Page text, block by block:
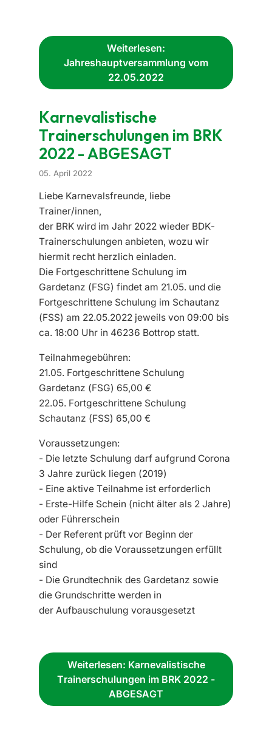
Weiterlesen:
Jahreshauptversammlung vom
22.05.2022
Karnevalistische
Trainerschulungen im BRK
2022 - ABGESAGT
05. April 2022
Liebe Karnevalsfreunde, liebe
Trainer/innen,
der BRK wird im Jahr 2022 wieder BDK-
Trainerschulungen anbieten, wozu wir
hiermit recht herzlich einladen.
Die Fortgeschrittene Schulung im
Gardetanz (FSG) findet am 21.05. und die
Fortgeschrittene Schulung im Schautanz
(FSS) am 22.05.2022 jeweils von 09:00 bis
ca. 18:00 Uhr in 46236 Bottrop statt.
Teilnahmegebühren:
21.05. Fortgeschrittene Schulung
Gardetanz (FSG) 65,00 €
22.05. Fortgeschrittene Schulung
Schautanz (FSS) 65,00 €
Voraussetzungen:
- Die letzte Schulung darf aufgrund Corona
3 Jahre zurück liegen (2019)
- Eine aktive Teilnahme ist erforderlich
- Erste-Hilfe Schein (nicht älter als 2 Jahre)
oder Führerschein
- Der Referent prüft vor Beginn der
Schulung, ob die Voraussetzungen erfüllt
sind
- Die Grundtechnik des Gardetanz sowie
die Grundschritte werden in
der Aufbauschulung vorausgesetzt
Weiterlesen: Karnevalistische
Trainerschulungen im BRK 2022 -
ABGESAGT